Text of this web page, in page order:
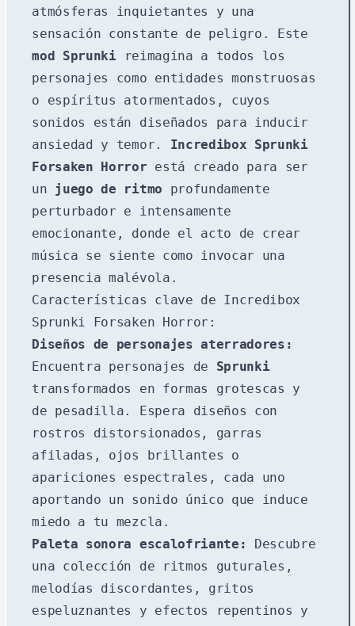
atmósferas inquietantes y una
sensación constante de peligro. Este
mod Sprunki reimagina a todos los
personajes como entidades monstruosas
o espíritus atormentados, cuyos
sonidos están diseñados para inducir
ansiedad y temor. Incredibox Sprunki
Forsaken Horror está creado para ser
un juego de ritmo profundamente
perturbador e intensamente
emocionante, donde el acto de crear
música se siente como invocar una
presencia malévola.
Características clave de Incredibox
Sprunki Forsaken Horror:
Diseños de personajes aterradores:
Encuentra personajes de Sprunki
transformados en formas grotescas y
de pesadilla. Espera diseños con
rostros distorsionados, garras
afiladas, ojos brillantes o
apariciones espectrales, cada uno
aportando un sonido único que induce
miedo a tu mezcla.
Paleta sonora escalofriante:
Descubre
una colección de ritmos guturales,
melodías discordantes, gritos
espeluznantes y efectos repentinos y